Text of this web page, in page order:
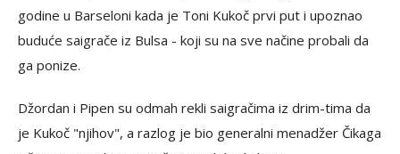
godine u Barseloni kada je Toni Kukoč prvi put i upoznao
buduće saigrače iz Bulsa - koji su na sve načine probali da
ga ponize.
Džordan i Pipen su odmah rekli saigračima iz drim-tima da
je Kukoč "njihov", a razlog je bio generalni menadžer Čikaga